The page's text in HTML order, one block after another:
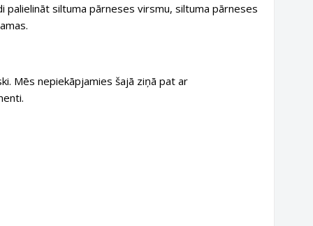
siltuma pārneses virsmu, siltuma pārneses
Mēs nepiekāpjamies šajā ziņā pat ar